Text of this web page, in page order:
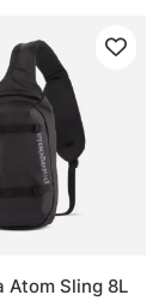
Atom Sling 8L